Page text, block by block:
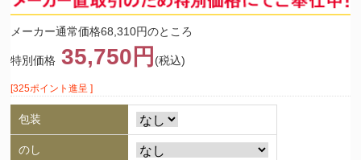
メーカー通常価格68,310円のところ
特別価格 35,750円 (税込)
[325ポイント進呈 ]
包装
のし